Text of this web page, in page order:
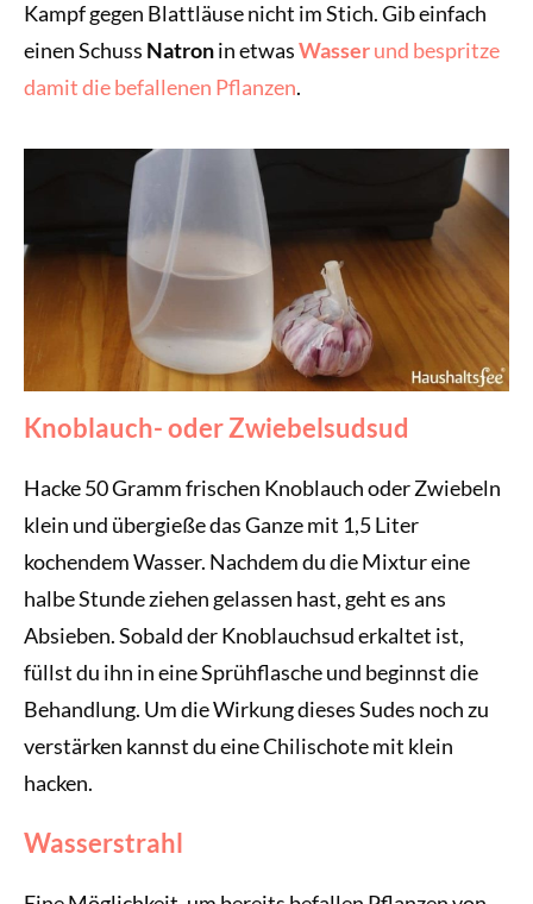
Kampf gegen Blattläuse nicht im Stich. Gib einfach
einen Schuss Natronin etwasWasserund bespritze
damit die befallenen Pflanzen.
Knoblauch-oder Zwiebelsudsud
Hacke 50 Gramm frischen Knoblauch oder Zwiebeln
klein und übergieße das Ganze mit 1,5 Liter
kochendem Wasser. Nachdem du die Mixtur eine
halbe Stunde ziehen gelassen hast, geht es ans
Absieben. Sobald der Knoblauchsud erkaltet ist,
füllst du ihn in eine Sprühflasche und beginnst die
Behandlung. Um die Wirkung dieses Sudes noch zu
verstärken kannst du eine Chilischote mit klein
hacken.
Wasserstrahl